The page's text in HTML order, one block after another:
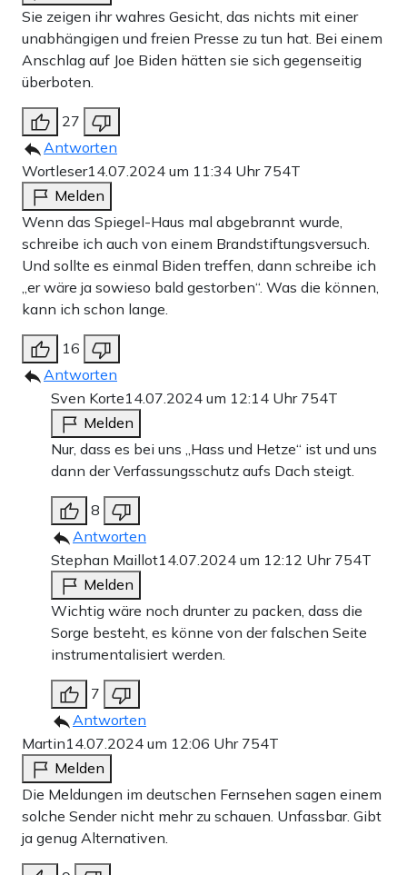
Sie zeigen ihr wahres Gesicht, das nichts mit einer
unabhängigen und freien Presse zu tun hat. Bei einem
Anschlag auf Joe Biden hätten sie sich gegenseitig
überboten.
27
Antworten
Wortleser14.07.2024 um 11:34 Uhr 754T
Melden
Wenn das Spiegel-Haus mal abgebrannt wurde,
schreibe ich auch von einem Brandstiftungsversuch.
Und sollte es einmal Biden treffen, dann schreibe ich
„er wäre ja sowieso bald gestorben“. Was die können,
kann ich schon lange.
16
Antworten
Sven Korte14.07.2024 um 12:14 Uhr 754T
Melden
Nur, dass es bei uns „Hass und Hetze“ ist und uns
dann der Verfassungsschutz aufs Dach steigt.
8
Antworten
Stephan Maillot14.07.2024 um 12:12 Uhr 754T
Melden
Wichtig wäre noch drunter zu packen, dass die
Sorge besteht, es könne von der falschen Seite
instrumentalisiert werden.
7
Antworten
Martin14.07.2024 um 12:06 Uhr 754T
Melden
Die Meldungen im deutschen Fernsehen sagen einem
solche Sender nicht mehr zu schauen. Unfassbar. Gibt
ja genug Alternativen.